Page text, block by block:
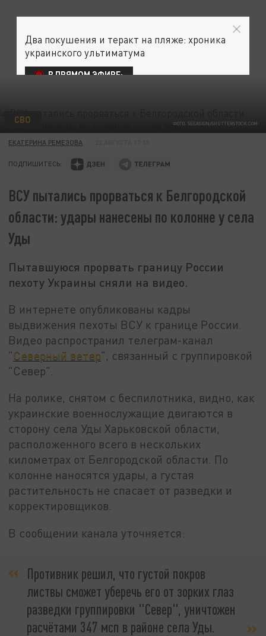
ФОТО: SEEASIGN/SHUTTERSTOCK.COM
СВО
ЕКАТЕРИНА РЕМЕЗОВА
ПОДПИШИТЕСЬ:
ВСУ пытались прорваться к Белгородской
области: удары нанесены по колонне у села
Уды
Пытавшуюся прорвать границу России
пехоту Украины сняли на видео.
В интернете опубликованы кадры
выдвижения пехоты ВСУ к границе России.
Видео распространил телеграм-канал
"Северный ветер", связанный с группировкой
"Север".
На ролике, снятом с беспилотника, видно, как
украинские военнослужащие двигаются в
сторону села Уды Харьковской области,
расположенного всего в нескольких
километрах от Белгородской области. По
колонне наносятся удары, а густая
растительность не спасает от разведки и
корректировщиков.
В сообщении канала уточняется:
Противник решил, что густой покров
листвы сможет уберечь его от зорких глаз
разведки группировки "Север", уничтожен
расчётами 347 мсп в районе села Уды.
Два покушения и теракт на пляже: хроника
украинского ультиматума
В ПРЯМОМ ЭФИРЕ: